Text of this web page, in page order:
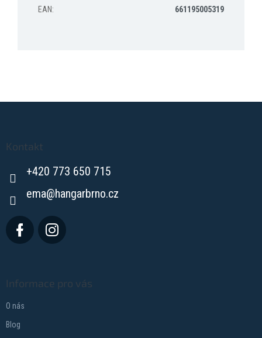
EAN: 661195005319
Kontakt
+420 773 650 715
ema@hangarbrno.cz
Informace pro vás
O nás
Blog